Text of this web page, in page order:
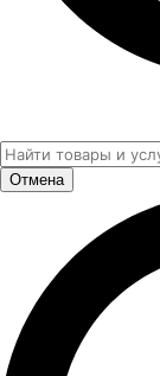
Отмена